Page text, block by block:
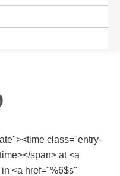
class="entry-
span> at <a
<a href="%6$s"